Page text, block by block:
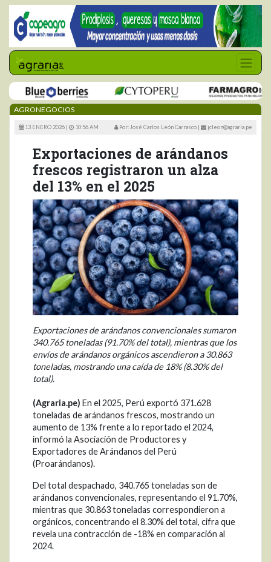
AGRONEGOCIOS
13 ENERO 2026 | 10:56 AM Por: José Carlos León Carrasco | jcleon@agraria.pe
Exportaciones de arándanos
frescos registraron un alza
del 13% en el 2025
Exportaciones de arándanos convencionales sumaron
340.765 toneladas (91.70% del total), mientras que los
envíos de arándanos orgánicos ascendieron a 30.863
toneladas, mostrando una caída de 18% (8.30% del
total).
(Agraria.pe) En el 2025, Perú exportó 371.628
toneladas de arándanos frescos, mostrando un
aumento de 13% frente a lo reportado el 2024,
informó la Asociación de Productores y
Exportadores de Arándanos del Perú
(Proarándanos).
Del total despachado, 340.765 toneladas son de
arándanos convencionales, representando el 91.70%,
mientras que 30.863 toneladas correspondieron a
orgánicos, concentrando el 8.30% del total, cifra que
revela una contracción de -18% en comparación al
2024.